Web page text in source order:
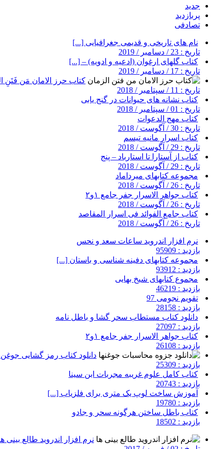
جدید
پربازدید
تصادفی
نام های تاریخی و قدیمی جغرافیایی [...]
تاریخ : 23 / دسامبر / 2019
کتاب گلهای ارغوان (ادعیه و ادویه) – [...]
تاریخ : 17 / دسامبر / 2019
کتاب حرز الامان مَن فَتَنِ
تاریخ : 11 / سپتامبر / 2018
کتاب نشانه های حیوانات در گنج یابی
تاریخ : 01 / سپتامبر / 2018
کتاب مهج الدعوات
تاریخ : 30 / آگوست / 2018
کتاب اسرار مانیه تیسم
تاریخ : 29 / آگوست / 2018
کتاب از آستارا تا استارباد – پنج
تاریخ : 29 / آگوست / 2018
مجموعه کتابهای میرداماد
تاریخ : 26 / آگوست / 2018
کتاب جواهر الاسرار جفر جامع ۱و۲
تاریخ : 26 / آگوست / 2018
کتاب جامع الفوائد فی اسرار المقاصد
تاریخ : 26 / آگوست / 2018
نرم افزار اندروید ساعات سعد و نحس
بازدید : 95909
مجموعه کتابهای دفینه شناسی و باستان [...]
بازدید : 93912
مجموع کتابهای شیخ بهایی
بازدید : 46219
تقویم نجومی 97
بازدید : 28158
دانلود کتاب مستطاب سحر گشا و باطل نامه
بازدید : 27097
کتاب جواهر الاسرار جفر جامع ۱و۲
بازدید : 26108
دانلود کتاب رمز گشایی
بازدید : 25309
کتاب کامل علوم غریبه مجربات ابن سینا
بازدید : 20743
آموزش ساخت لوپ یک متری برای فلزیاب [...]
بازدید : 19780
کتاب باطل ساختن هرگونه سحر و جادو
بازدید : 18502
نرم افزار اندروید طالع بینی